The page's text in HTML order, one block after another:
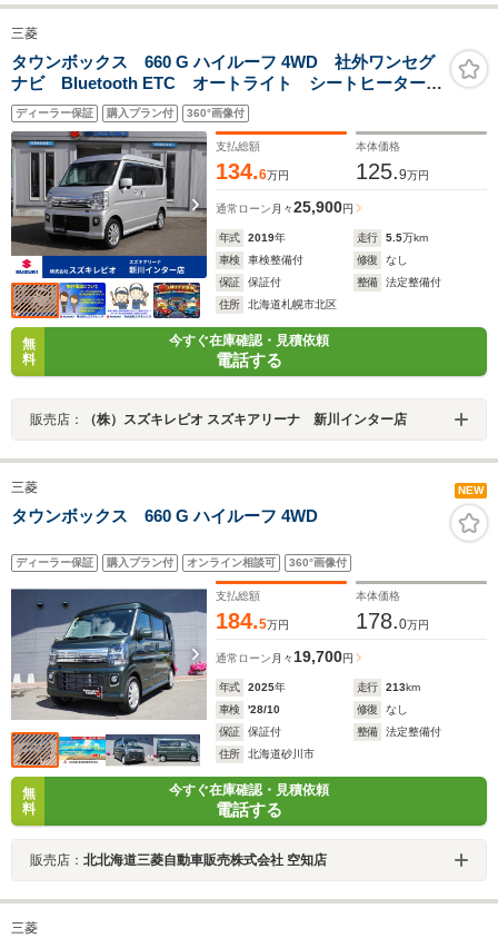
三菱
タウンボックス 660 G ハイルーフ 4WD 社外ワンセグ
ナビ Bluetooth ETC オートライト シートヒーター
助手席側電動スライドドア 衝突軽減ブレーキ
ディーラー保証 購入プラン付 360°画像付
支払総額
134.6万円
本体価格
125.9万円
通常ローン 月々25,900円
年式 2019年 走行 5.5万km
車検
車検整備付 修復
なし
保証
保証付 整備
法定整備付
住所
北海道札幌市北区
無
料
今すぐ在庫確認・見積依頼
電話する
販売店： （株）スズキレピオ スズキアリーナ 新川インター店
三菱 NEW
タウンボックス 660 G ハイルーフ 4WD
ディーラー保証 購入プラン付 オンライン相談可 360°画像付
支払総額
184.5万円
本体価格
178.0万円
通常ローン 月々19,700円
年式 2025年 走行 213km
車検
'28/10 修復
なし
保証
保証付 整備
法定整備付
住所
北海道砂川市
無
料
今すぐ在庫確認・見積依頼
電話する
販売店： 北北海道三菱自動車販売株式会社 空知店
三菱